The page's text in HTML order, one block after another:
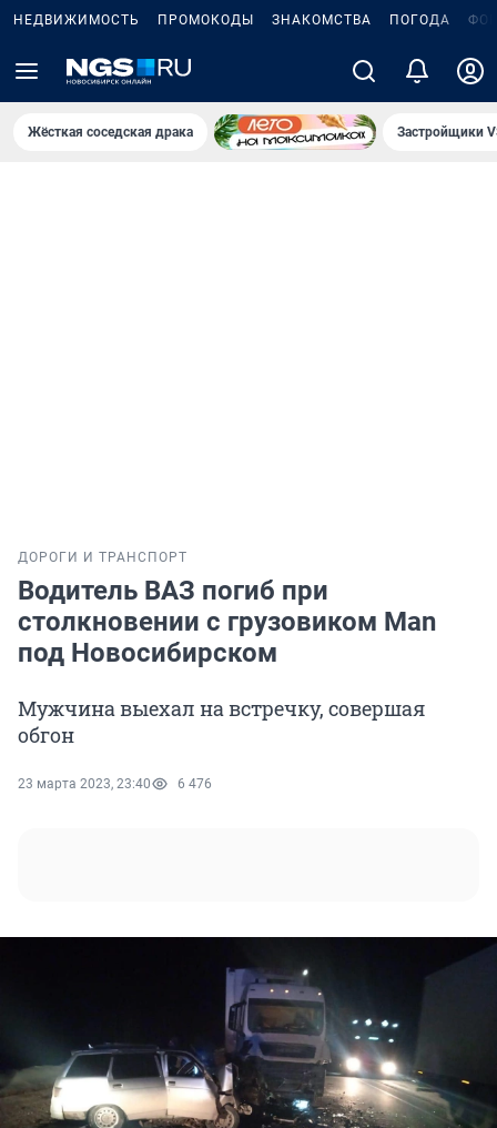
НЕДВИЖИМОСТЬ ПРОМОКОДЫ ЗНАКОМСТВА ПОГОДА
Жёсткая соседская драка Застройщики
ДОРОГИ И ТРАНСПОРТ
Водитель ВАЗ погиб при
столкновении с грузовиком Man
под Новосибирском
Мужчина выехал на встречку, совершая
обгон
23 марта 2023, 23:40 6 476